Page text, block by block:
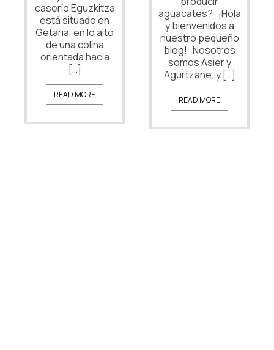
caserío Eguzkitza
está situado en
Getaria, en lo alto
de una colina
orientada hacia
[…]
READ MORE
aguacates? ¡Hola
y bienvenidos a
nuestro pequeño
blog! Nosotros
somos Asier y
Agurtzane, y […]
READ MORE